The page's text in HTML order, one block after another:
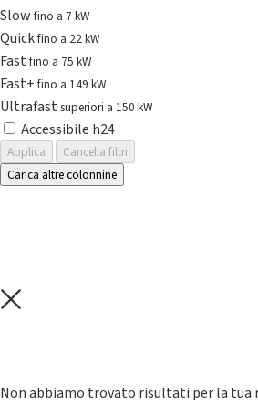
Slowfino a 7 kW
Quickfino a 22 kW
Fastfino a 75 kW
Fast+fino a 149 kW
Ultrafast superiori a 150 kW
Accessibile h24
Applica
Cancella filtri
Carica altre colonnine
Non abbiamo trovato risultati per la tua